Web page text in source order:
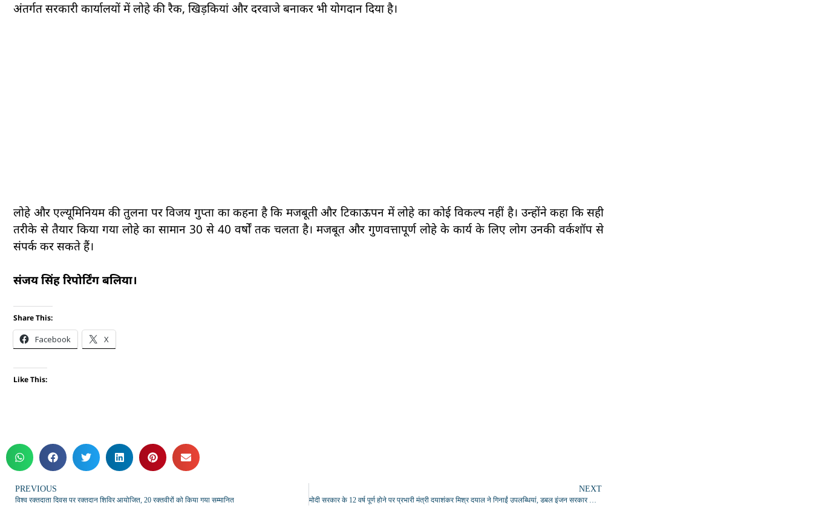
अंतर्गत सरकारी कार्यालयों में लोहे की रैक, खिड़कियां और दरवाजे बनाकर भी योगदान दिया है।
लोहे और एल्यूमिनियम की तुलना पर विजय गुप्ता का कहना है कि मजबूती और टिकाऊपन में लोहे का कोई विकल्प नहीं है। उन्होंने कहा कि सही
तरीके से तैयार किया गया लोहे का सामान 30 से 40 वर्षों तक चलता है। मजबूत और गुणवत्तापूर्ण लोहे के कार्य के लिए लोग उनकी वर्कशॉप से
संपर्क कर सकते हैं।
संजय सिंह रिपोर्टिंग बलिया।
Share This:
Facebook X
Like This:
PREVIOUS
विश्व रक्तदाता दिवस पर रक्तदान शिविर आयोजित, 20 रक्तवीरों को किया गया सम्मानित
NEXT